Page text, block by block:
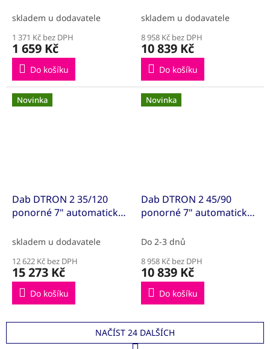
skladem u dodavatele
1 371 Kč bez DPH
1 659 Kč
Do košíku
skladem u dodavatele
8 958 Kč bez DPH
10 839 Kč
Do košíku
Novinka
Dab DTRON 2 35/120
ponorné 7" automatické
(60196490)
skladem u dodavatele
12 622 Kč bez DPH
15 273 Kč
Do košíku
Novinka
Dab DTRON 2 45/90
ponorné 7" automatické
Do 2-3 dnů
8 958 Kč bez DPH
10 839 Kč
Do košíku
NAČÍST 24 DALŠÍCH